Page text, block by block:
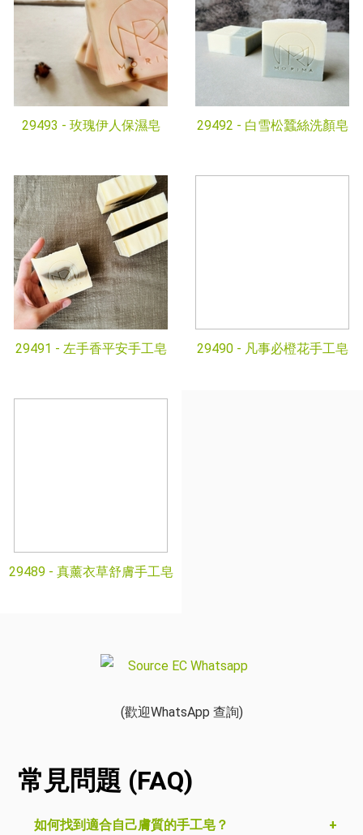
29493 - 玫瑰伊人保濕皂 29492 - 白雪松蠶絲洗顏皂
29491 - 左手香平安手工皂 29490 - 凡事必橙花手工皂
29489 - 真薰衣草舒膚手工皂
(歡迎WhatsApp 查詢)
常見問題 (FAQ)
如何找到適合自己膚質的手工皂？